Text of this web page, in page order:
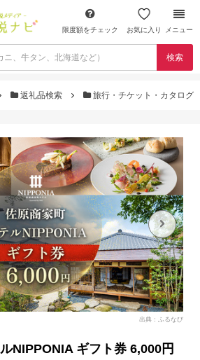
限度額をチェック お気に入り メニュー
検索
返礼品検索 旅行・チケット・カタログ
出典：ふるなび
NIPPONIA ギフト券 6,000円